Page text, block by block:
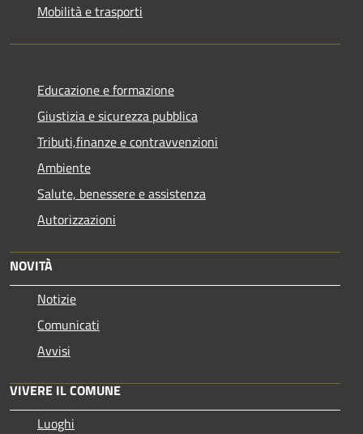
Mobilità e trasporti
Educazione e formazione
Giustizia e sicurezza pubblica
Tributi,finanze e contravvenzioni
Ambiente
Salute, benessere e assistenza
Autorizzazioni
NOVITÀ
Notizie
Comunicati
Avvisi
VIVERE IL COMUNE
Luoghi